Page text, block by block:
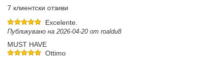
7 клиентски отзиви
Excelente.
Публикувано на 2026-04-20 от roaldu8
MUST HAVE
Ottimo